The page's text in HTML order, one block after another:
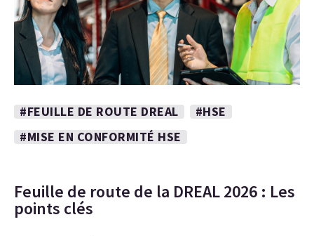
#FEUILLE DE ROUTE DREAL
#HSE
#MISE EN CONFORMITÉ HSE
Feuille de route de la DREAL 2026 : Les
points clés